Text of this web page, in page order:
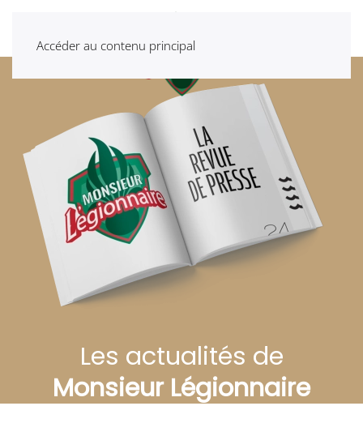
Accéder au contenu principal
Les actualités de
Monsieur Légionnaire